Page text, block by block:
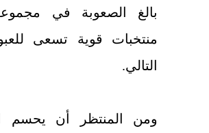
بالغ الصعوبة في
منتخبات قوية تسعى
التالي.
ومن المنتظر أن يحسم